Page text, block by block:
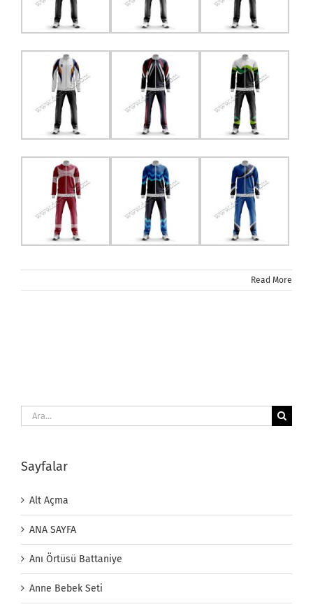
Read More
Ara:
Sayfalar
Alt Açma
ANA SAYFA
Anı Örtüsü Battaniye
Anne Bebek Seti